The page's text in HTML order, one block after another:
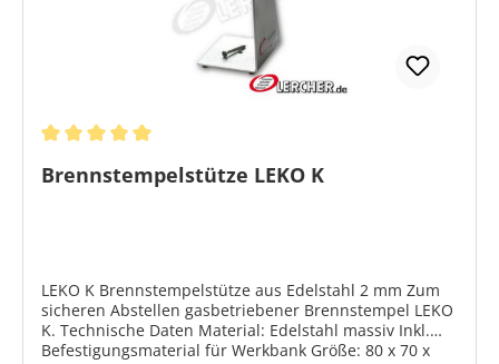
Brennstempelstütze LEKO K
LEKO K Brennstempelstütze aus Edelstahl 2 mm Zum
sicheren Abstellen gasbetriebener Brennstempel LEKO
K. Technische Daten Material: Edelstahl massiv Inkl.
Befestigungsmaterial für Werkbank Größe: 80 x 70 x